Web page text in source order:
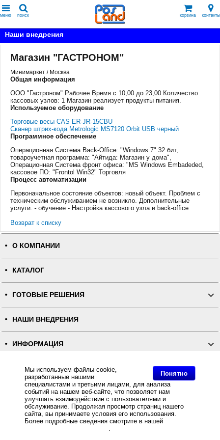
Понятно
Мы используем файлы cookie,
разработанные нашими
специалистами и третьими лицами, для анализа
событий на нашем веб-сайте, что позволяет нам
улучшать взаимодействие с пользователями и
обслуживание. Продолжая просмотр страниц нашего
сайта, вы принимаете условия его использования.
Более подробные сведения смотрите в нашей
.
меню поиск корзина контакты
Наши внедрения
Магазин "ГАСТРОНОМ"
Минимаркет / Москва
Общая информация
ООО "Гастроном" Рабочее Время с 10,00 до 23,00 Количество
кассовых узлов: 1 Магазин реализует продукты питания.
Используемое оборудование
Торговые весы CAS ER-JR-15CBU
Сканер штрих-кода Metrologic MS7120 Orbit USB черный
Программное обеспечение
Операционная Система Back-Office: "Windows 7" 32 бит,
товароучетная программа: "Айтида: Магазин у дома",
Операционная Система фронт офиса: "MS Windows Embadeded,
кассовое ПО: "Frontol Win32" Торговля
Процесс автоматизации
Первоначальное состояние объектов: новый объект. Проблем с
техническим обслуживанием не возникло. Дополнительные
услуги: - обучение - Настройка кассового узла и back-office
Возврат к списку
О КОМПАНИИ
КАТАЛОГ
ГОТОВЫЕ РЕШЕНИЯ
НАШИ ВНЕДРЕНИЯ
ИНФОРМАЦИЯ
КОНТАКТЫ
ПОЛНАЯ ВЕРСИЯ
Интернет-магазин "ПОСЛЭНД" - торгового оборудования, оборудования для автоматизации общепита и
торговли, расходных материалов
Все права защищены, ООО "ПОСЛЭНД" © 2008-2026.